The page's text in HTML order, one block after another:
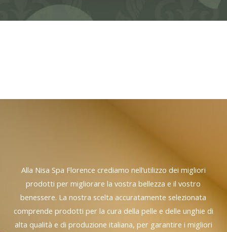
Alla Nisa Spa Florence crediamo nell’utilizzo dei migliori
prodotti per migliorare la vostra bellezza e il vostro
benessere. La nostra scelta accuratamente selezionata
comprende prodotti per la cura della pelle e delle unghie di
alta qualità e di produzione italiana, per garantire i migliori